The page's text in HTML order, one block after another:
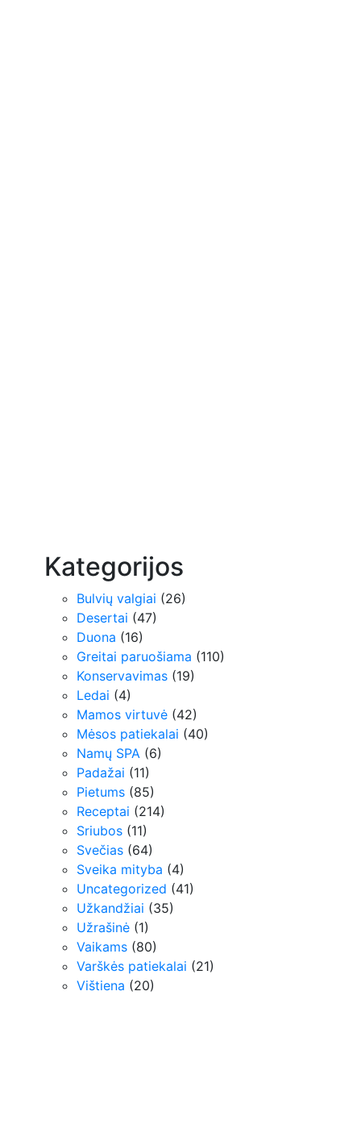
Kategorijos
Bulvių valgiai (26)
Desertai (47)
Duona (16)
Greitai paruošiama (110)
Konservavimas (19)
Ledai (4)
Mamos virtuvė (42)
Mėsos patiekalai (40)
Namų SPA (6)
Padažai (11)
Pietums (85)
Receptai (214)
Sriubos (11)
Svečias (64)
Sveika mityba (4)
Uncategorized (41)
Užkandžiai (35)
Užrašinė (1)
Vaikams (80)
Varškės patiekalai (21)
Vištiena (20)